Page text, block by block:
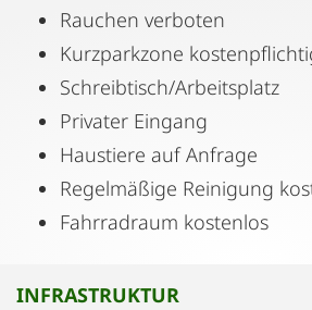
Rauchen verboten
Kurzparkzone
Schreibtisch/Arbeitsplatz
Privater Eingang
Haustiere auf Anfrage
Regelmäßige Reinigung
Fahrradraum kostenlos
INFRASTRUKTUR